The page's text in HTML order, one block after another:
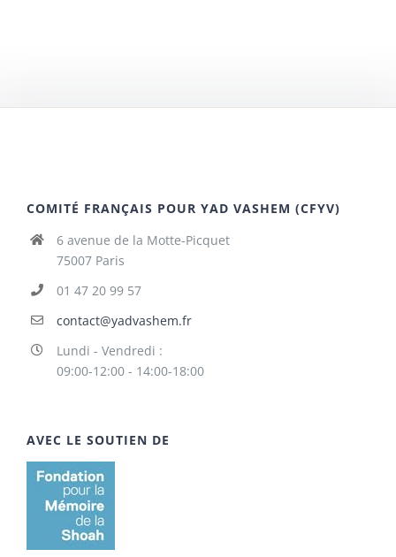
COMITÉ FRANÇAIS POUR YAD VASHEM (CFYV)
6 avenue de la Motte-Picquet
75007 Paris
01 47 20 99 57
contact@yadvashem.fr
Lundi - Vendredi :
09:00-12:00 - 14:00-18:00
AVEC LE SOUTIEN DE